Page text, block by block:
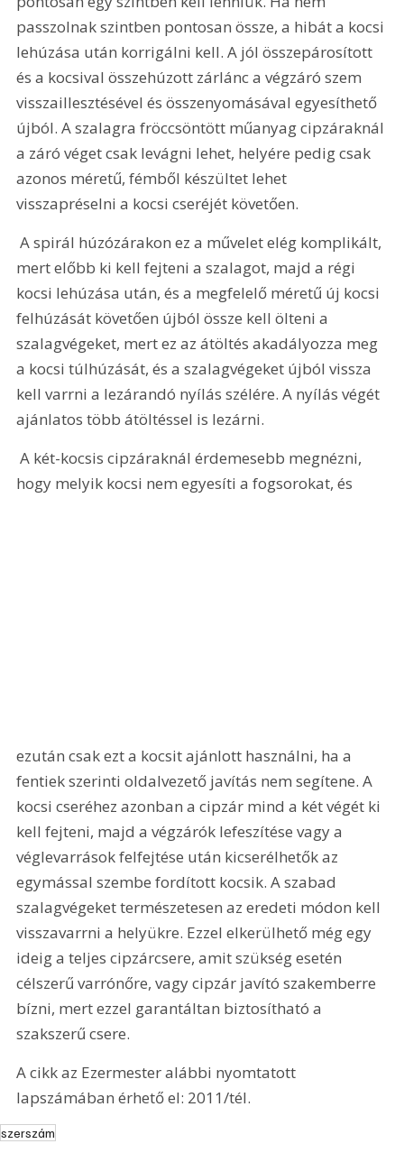
passzolnak szintben pontosan össze, a hibát a kocsi
lehúzása után korrigálni kell. A jól összepárosított
és a kocsival összehúzott zárlánc a végzáró szem
visszaillesztésével és összenyomásával egyesíthető
újból. A szalagra fröccsöntött műanyag cipzáraknál
a záró véget csak levágni lehet, helyére pedig csak
azonos méretű, fémből készültet lehet
visszapréselni a kocsi cseréjét követően.
A spirál húzózárakon ez a művelet elég komplikált,
mert előbb ki kell fejteni a szalagot, majd a régi
kocsi lehúzása után, és a megfelelő méretű új kocsi
felhúzását követően újból össze kell ölteni a
szalagvégeket, mert ez az átöltés akadályozza meg
a kocsi túlhúzását, és a szalagvégeket újból vissza
kell varrni a lezárandó nyílás szélére. A nyílás végét
ajánlatos több átöltéssel is lezárni.
A két-kocsis cipzáraknál érdemesebb megnézni,
hogy melyik kocsi nem egyesíti a fogsorokat, és
ezután csak ezt a kocsit ajánlott használni, ha a
fentiek szerinti oldalvezető javítás nem segítene. A
kocsi cseréhez azonban a cipzár mind a két végét ki
kell fejteni, majd a végzárók lefeszítése vagy a
véglevarrások felfejtése után kicserélhetők az
egymással szembe fordított kocsik. A szabad
szalagvégeket természetesen az eredeti módon kell
visszavarrni a helyükre. Ezzel elkerülhető még egy
ideig a teljes cipzárcsere, amit szükség esetén
célszerű varrónőre, vagy cipzár javító szakemberre
bízni, mert ezzel garantáltan biztosítható a
szakszerű csere.
A cikk az Ezermester alábbi nyomtatott
lapszámában érhető el: 2011/tél.
szerszám